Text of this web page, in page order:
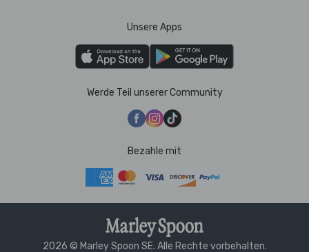
Unsere Apps
Werde Teil unserer Community
Bezahle mit
2026 © Marley Spoon SE. Alle Rechte vorbehalten.